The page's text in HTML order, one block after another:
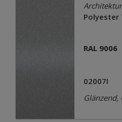
Architektur
Polyester
RAL 9006
02007I
Glänzend,